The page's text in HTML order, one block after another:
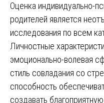
Оценка индивидуально-
родителей является
исследования по всем
Личностные
эмоционально-волевая
стиль совладания со
способность
создавать